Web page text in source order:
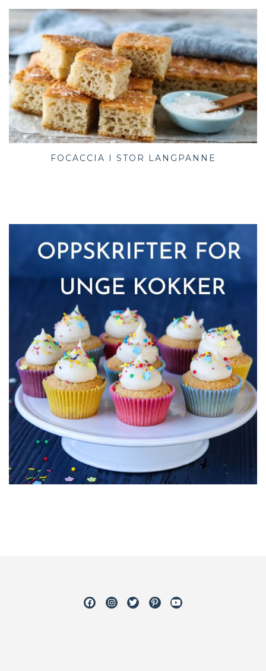
FOCACCIA I STOR LANGPANNE
FacebookInstagram
TwitterPinterestYoutube